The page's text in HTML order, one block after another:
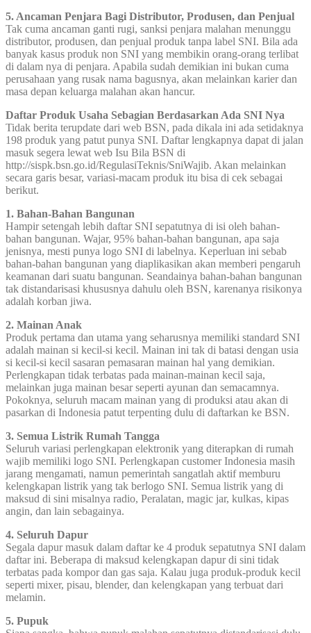
5. Ancaman Penjara Bagi Distributor, Produsen, dan Penjual
Tak cuma ancaman ganti rugi, sanksi penjara malahan menunggu
distributor, produsen, dan penjual produk tanpa label SNI. Bila ada
banyak kasus produk non SNI yang membikin orang-orang terlibat
di dalam nya di penjara. Apabila sudah demikian ini bukan cuma
perusahaan yang rusak nama bagusnya, akan melainkan karier dan
masa depan keluarga malahan akan hancur.
Daftar Produk Usaha Sebagian Berdasarkan Ada SNI Nya
Tidak berita terupdate dari web BSN, pada dikala ini ada setidaknya
198 produk yang patut punya SNI. Daftar lengkapnya dapat di jalan
masuk segera lewat web Isu Bila BSN di
http://sispk.bsn.go.id/RegulasiTeknis/SniWajib. Akan melainkan
secara garis besar, variasi-macam produk itu bisa di cek sebagai
berikut.
1. Bahan-Bahan Bangunan
Hampir setengah lebih daftar SNI sepatutnya di isi oleh bahan-
bahan bangunan. Wajar, 95% bahan-bahan bangunan, apa saja
jenisnya, mesti punya logo SNI di labelnya. Keperluan ini sebab
bahan-bahan bangunan yang diaplikasikan akan memberi pengaruh
keamanan dari suatu bangunan. Seandainya bahan-bahan bangunan
tak distandarisasi khususnya dahulu oleh BSN, karenanya risikonya
adalah korban jiwa.
2. Mainan Anak
Produk pertama dan utama yang seharusnya memiliki standard SNI
adalah mainan si kecil-si kecil. Mainan ini tak di batasi dengan usia
si kecil-si kecil sasaran pemasaran mainan hal yang demikian.
Perlengkapan tidak terbatas pada mainan-mainan kecil saja,
melainkan juga mainan besar seperti ayunan dan semacamnya.
Pokoknya, seluruh macam mainan yang di produksi atau akan di
pasarkan di Indonesia patut terpenting dulu di daftarkan ke BSN.
3. Semua Listrik Rumah Tangga
Seluruh variasi perlengkapan elektronik yang diterapkan di rumah
wajib memiliki logo SNI. Perlengkapan customer Indonesia masih
jarang mengamati, namun pemerintah sangatlah aktif memburu
kelengkapan listrik yang tak berlogo SNI. Semua listrik yang di
maksud di sini misalnya radio, Peralatan, magic jar, kulkas, kipas
angin, dan lain sebagainya.
4. Seluruh Dapur
Segala dapur masuk dalam daftar ke 4 produk sepatutnya SNI dalam
daftar ini. Beberapa di maksud kelengkapan dapur di sini tidak
terbatas pada kompor dan gas saja. Kalau juga produk-produk kecil
seperti mixer, pisau, blender, dan kelengkapan yang terbuat dari
melamin.
5. Pupuk